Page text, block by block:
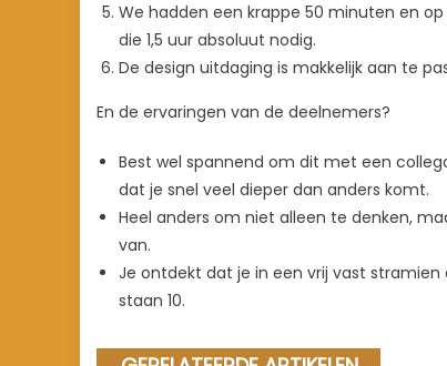
We hadden een krappe 50 minuten en
die 1,5 uur absoluut nodig.
De design uitdaging is makkelijk aan te
En de ervaringen van de deelnemers?
Best wel spannend om dit met een
dat je snel veel dieper dan anders komt.
Heel anders om niet alleen te denken,
van.
Je ontdekt dat je in een vrij vast
staan 10.